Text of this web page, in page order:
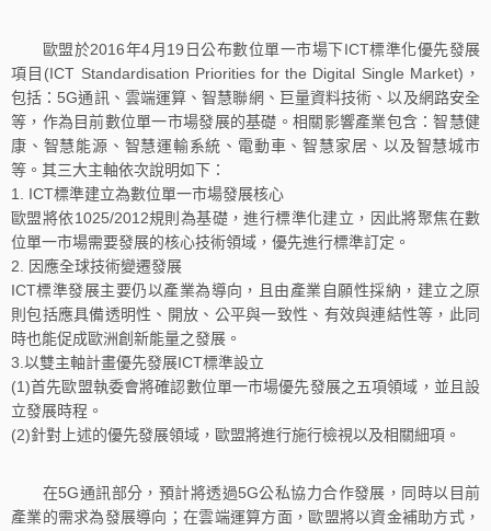
歐盟於2016年4月19日公布數位單一市場下ICT標準化優先發展
項目(ICT Standardisation Priorities for the Digital Single Market)，
包括：5G通訊、雲端運算、智慧聯網、巨量資料技術、以及網路安全
等，作為目前數位單一市場發展的基礎。相關影響產業包含：智慧健
康、智慧能源、智慧運輸系統、電動車、智慧家居、以及智慧城市
等。其三大主軸依次說明如下：
1. ICT標準建立為數位單一市場發展核心
歐盟將依1025/2012規則為基礎，進行標準化建立，因此將聚焦在數
位單一市場需要發展的核心技術領域，優先進行標準訂定。
2. 因應全球技術變遷發展
ICT標準發展主要仍以產業為導向，且由產業自願性採納，建立之原
則包括應具備透明性、開放、公平與一致性、有效與連結性等，此同
時也能促成歐洲創新能量之發展。
3.以雙主軸計畫優先發展ICT標準設立
(1)首先歐盟執委會將確認數位單一市場優先發展之五項領域，並且設
立發展時程。
(2)針對上述的優先發展領域，歐盟將進行施行檢視以及相關細項。
在5G通訊部分，預計將透過5G公私協力合作發展，同時以目前
產業的需求為發展導向；在雲端運算方面，歐盟將以資金補助方式，